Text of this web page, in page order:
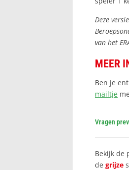
Deze
van het
MEER
Ben je
mailtje
Vragen
Bekijk de
de grijze